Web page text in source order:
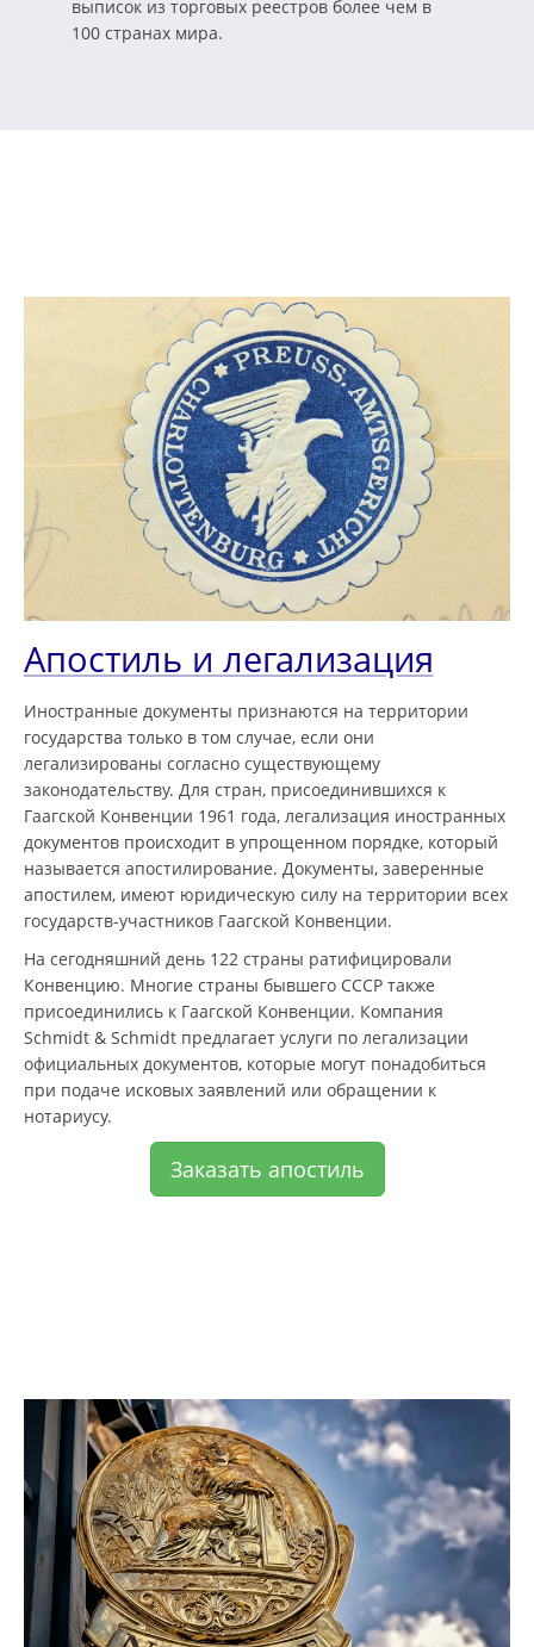
выписок из торговых реестров более чем в
100 странах мира.
Апостиль и легализация
Иностранные документы признаются на территории
государства только в том случае, если они
легализированы согласно существующему
законодательству. Для стран, присоединившихся к
Гаагской Конвенции 1961 года, легализация иностранных
документов происходит в упрощенном порядке, который
называется апостилирование. Документы, заверенные
апостилем, имеют юридическую силу на территории всех
государств-участников Гаагской Конвенции.
На сегодняшний день 122 страны ратифицировали
Конвенцию. Многие страны бывшего СССР также
присоединились к Гаагской Конвенции. Компания
Schmidt & Schmidt предлагает услуги по легализации
официальных документов, которые могут понадобиться
при подаче исковых заявлений или обращении к
нотариусу.
Заказать апостиль